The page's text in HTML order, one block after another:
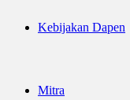
Kebijakan Dapen
Mitra